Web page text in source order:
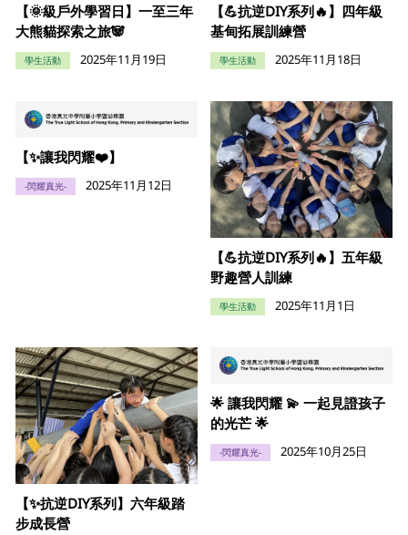
【🌞級戶外學習日】一至三年
大熊貓探索之旅🐼
學生活動 2025年11月19日
【💪抗逆DIY系列🔥】四年級
基甸拓展訓練營
學生活動 2025年11月18日
【✨讓我閃耀❤️】
-閃耀真光- 2025年11月12日
【💪抗逆DIY系列🔥】五年級
野趣營人訓練
學生活動 2025年11月1日
【✨抗逆DIY系列】六年級踏
步成長營
🌟 讓我閃耀 💫 一起見證孩子
的光芒 🌟
-閃耀真光- 2025年10月25日